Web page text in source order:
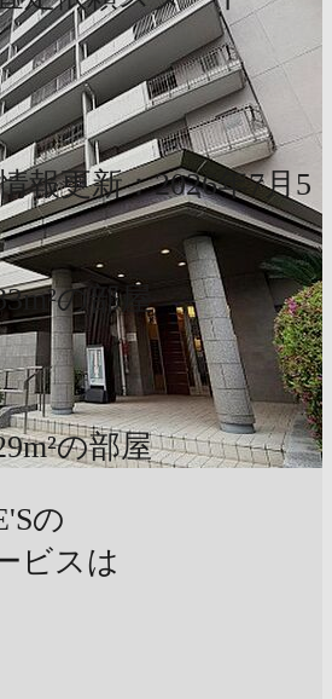
報更新：2026年7月5
の部屋
の部屋
の
ビスは